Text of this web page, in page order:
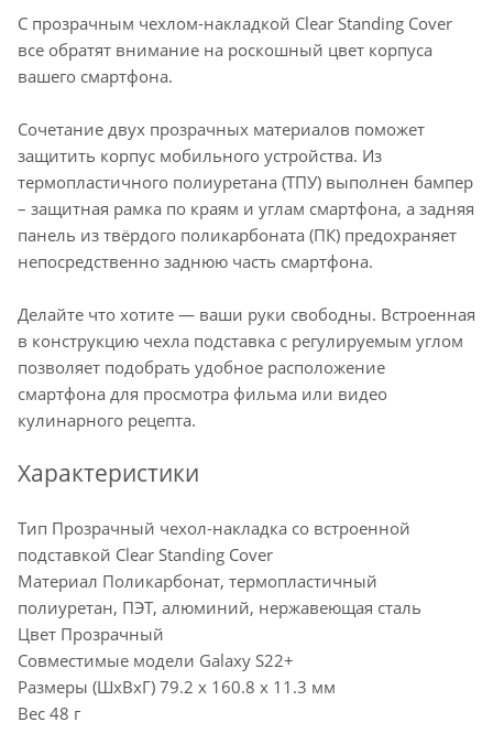
С прозрачным чехлом-накладкой Clear Standing Cover
все обратят внимание на роскошный цвет корпуса
вашего смартфона.
Сочетание двух прозрачных материалов поможет
защитить корпус мобильного устройства. Из
термопластичного полиуретана (ТПУ) выполнен бампер
– защитная рамка по краям и углам смартфона, а задняя
панель из твёрдого поликарбоната (ПК) предохраняет
непосредственно заднюю часть смартфона.
Делайте что хотите — ваши руки свободны. Встроенная
в конструкцию чехла подставка с регулируемым углом
позволяет подобрать удобное расположение
смартфона для просмотра фильма или видео
кулинарного рецепта.
Характеристики
Тип Прозрачный чехол-накладка со встроенной
подставкой Clear Standing Cover
Материал Поликарбонат, термопластичный
полиуретан, ПЭТ, алюминий, нержавеющая сталь
Цвет Прозрачный
Совместимые модели Galaxy S22+
Размеры (ШxВxГ) 79.2 x 160.8 x 11.3 мм
Вес 48 г